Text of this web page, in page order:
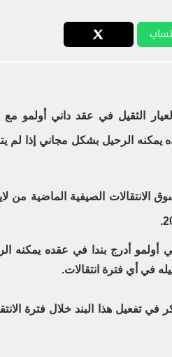
الثقيل في عقد داني أولمو مع
يمكنه الرحيل بشكل مجاني إذا لم
الانتقالات الصيفية الماضية من
أولمو أدرج بندا في عقده يمكنه
في أي فترة انتقالات.
تفعيل هذا البند خلال فترة